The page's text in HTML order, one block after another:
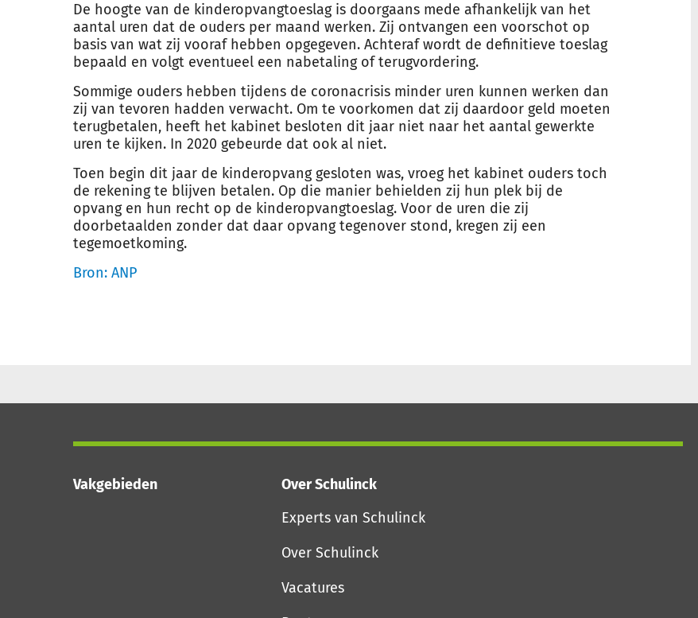
De hoogte van de kinderopvangtoeslag is doorgaans mede afhankelijk van het
aantal uren dat de ouders per maand werken. Zij ontvangen een voorschot op
basis van wat zij vooraf hebben opgegeven. Achteraf wordt de definitieve toeslag
bepaald en volgt eventueel een nabetaling of terugvordering.
Sommige ouders hebben tijdens de coronacrisis minder uren kunnen werken dan
zij van tevoren hadden verwacht. Om te voorkomen dat zij daardoor geld moeten
terugbetalen, heeft het kabinet besloten dit jaar niet naar het aantal gewerkte
uren te kijken. In 2020 gebeurde dat ook al niet.
Toen begin dit jaar de kinderopvang gesloten was, vroeg het kabinet ouders toch
de rekening te blijven betalen. Op die manier behielden zij hun plek bij de
opvang en hun recht op de kinderopvangtoeslag. Voor de uren die zij
doorbetaalden zonder dat daar opvang tegenover stond, kregen zij een
tegemoetkoming.
Bron: ANP
Vakgebieden
Over Schulinck
Experts van Schulinck
Over Schulinck
Vacatures